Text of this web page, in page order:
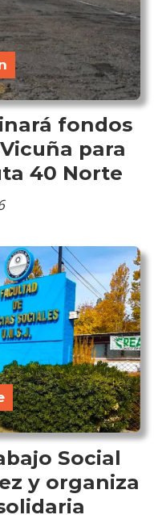
fondos
para
40 Norte
Social
y organiza